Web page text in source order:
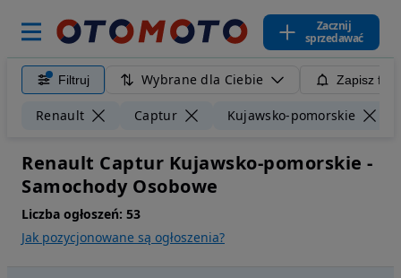
Zacznij
sprzedawać
Filtruj Wybrane dla Ciebie Zapisz
Renault Captur Kujawsko-pomorskie
Renault Captur Kujawsko-pomorskie -
Samochody Osobowe
Liczba ogłoszeń: 53
Jak pozycjonowane są ogłoszenia?